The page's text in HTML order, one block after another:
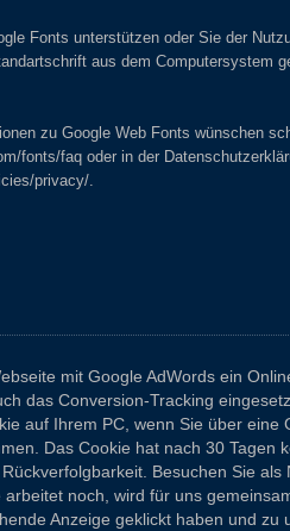
Fonts unterstützen oder Sie der
aus dem Computersystem
zu Google Web Fonts wünschen
fonts/faq oder in der
privacy/.
mit Google AdWords ein
das Conversion-Tracking
auf Ihrem PC, wenn Sie über eine
Das Cookie hat nach 30 Tagen
Besuchen Sie als
noch, wird für uns
Anzeige geklickt haben und zu